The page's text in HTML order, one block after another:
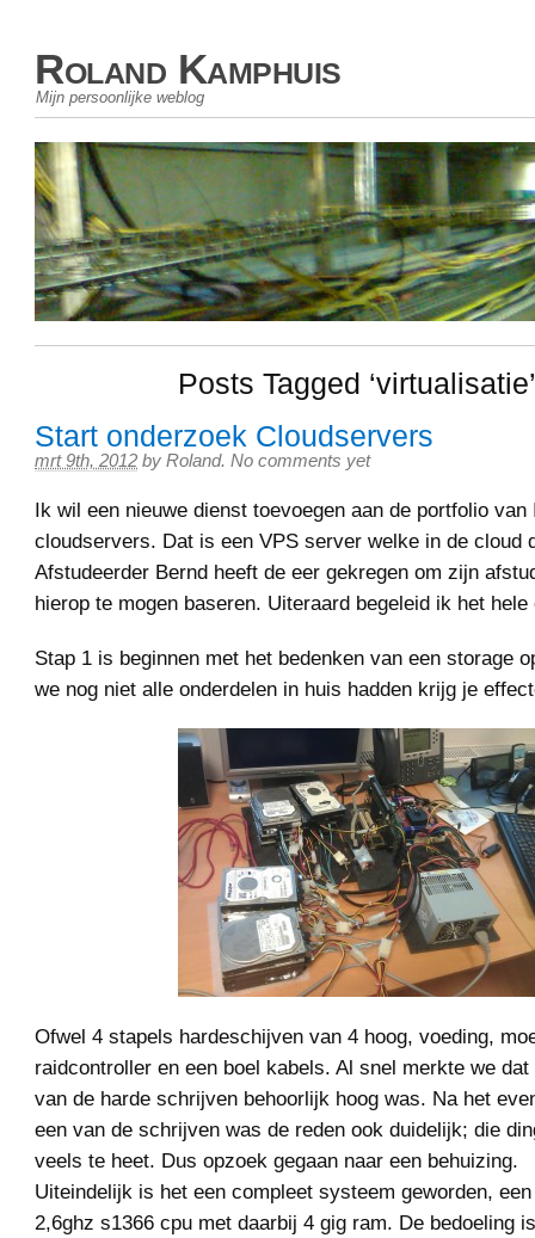
Roland Kamphuis
Mijn persoonlijke weblog
Posts Tagged ‘virtualisatie’
Start onderzoek Cloudservers
mrt 9th, 2012 by Roland. No comments yet
Ik wil een nieuwe dienst toevoegen aan de portfolio van
cloudservers. Dat is een VPS server welke in de cloud
Afstudeerder Bernd heeft de eer gekregen om zijn
hierop te mogen baseren. Uiteraard begeleid ik het hele
Stap 1 is beginnen met het bedenken van een storage
we nog niet alle onderdelen in huis hadden krijg je
Ofwel 4 stapels hardeschijven van 4 hoog, voeding,
raidcontroller en een boel kabels. Al snel merkte we
van de harde schrijven behoorlijk hoog was. Na het
een van de schrijven was de reden ook duidelijk; die
veels te heet. Dus opzoek gegaan naar een behuizing.
Uiteindelijk is het een compleet systeem geworden,
2,6ghz s1366 cpu met daarbij 4 gig ram. De bedoeling